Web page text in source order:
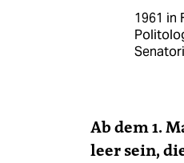
1961 in
Ab dem 1.
leer sein,